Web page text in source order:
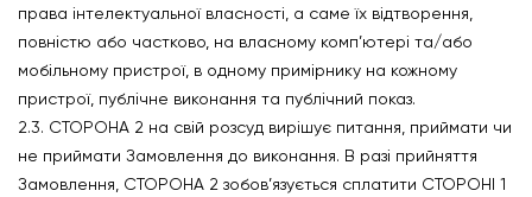
права інтелектуальної власності, а саме їх відтворення,
повністю або частково, на власному комп’ютері та/або
мобільному пристрої, в одному примірнику на кожному
пристрої, публічне виконання та публічний показ.
2.3. СТОРОНА 2 на свій розсуд вирішує питання, приймати чи
не приймати Замовлення до виконання. В разі прийняття
Замовлення, СТОРОНА 2 зобов’язується сплатити СТОРОНІ 1